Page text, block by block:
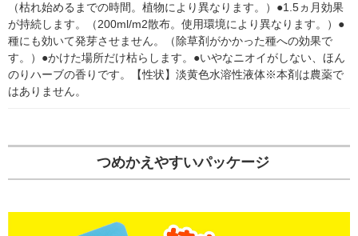
（枯れ始めるまでの時間。植物により異なります。）●1.5ヵ月効果
が持続します。（200ml/m2散布。使用環境により異なります。）●
種にも効いて発芽させません。（除草剤がかかった種への効果で
す。）●かけた場所だけ枯らします。●いやなニオイがしない、ほん
のりハーブの香りです。【性状】淡黄色水溶性液体※本剤は農薬で
はありません。
つめかえやすいパッケージ